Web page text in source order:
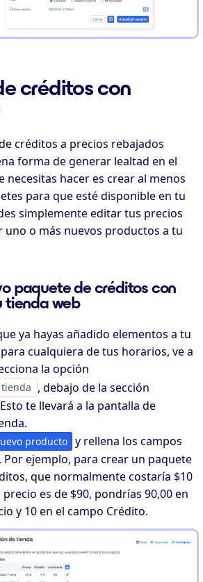
créditos con
créditos a precios rebajados
forma de generar lealtad en el
necesitas hacer es crear al menos
para que esté disponible en tu
simplemente editar tus precios
uno o más nuevos productos a tu
paquete de créditos con
tienda web
ya hayas añadido elementos a tu
cualquiera de tus horarios, ve a
la opción
, debajo de la sección
te llevará a la pantalla de
producto y rellena los campos
Por ejemplo, para crear un paquete
que normalmente costaría $10
precio es de $90, pondrías 90,00en
y 10en el campo Crédito.